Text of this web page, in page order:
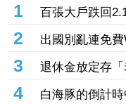
1
百張大戶跌回
脫手不要了」
2
出國別亂連免
稱 小心信用卡
3
退休金放定存
抗通膨 65歲股
4
白海豚的倒計